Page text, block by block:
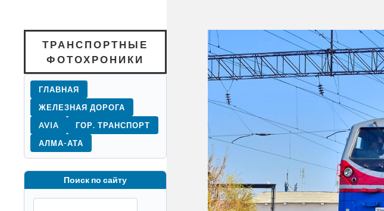
ТРАНСПОРТНЫЕ
ФОТОХРОНИКИ
ГЛАВНАЯ
ЖЕЛЕЗНАЯ ДОРОГА
AVIA
ГОР. ТРАНСПОРТ
АЛМА-АТА
Поиск по сайту